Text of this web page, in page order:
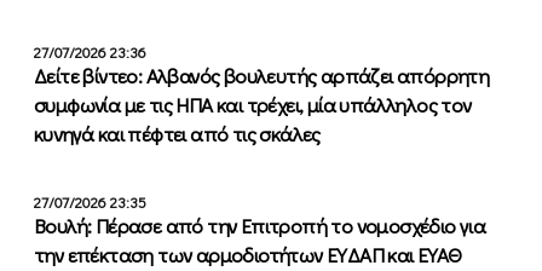
27/07/2026 23:36
Δείτε βίντεο: Αλβανός βουλευτής αρπάζει απόρρητη
συμφωνία με τις ΗΠΑ και τρέχει, μία υπάλληλος τον
κυνηγά και πέφτει από τις σκάλες
27/07/2026 23:35
Βουλή: Πέρασε από την Επιτροπή το νομοσχέδιο για
την επέκταση των αρμοδιοτήτων ΕΥΔΑΠ και ΕΥΑΘ